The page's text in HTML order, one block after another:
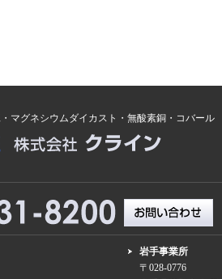
マグネシウムダイカスト・無酸素銅・コバール
岩手事業所
〒028-0776